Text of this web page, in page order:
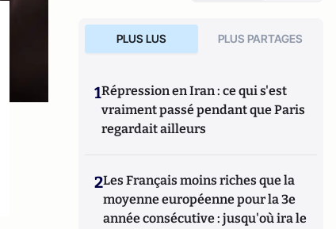
PLUS LUS PLUS PARTAGES
1Répression en Iran : ce qui s'est
vraiment passé pendant que Paris
regardait ailleurs
2Les Français moins riches que la
moyenne européenne pour la 3e
année consécutive : jusqu'où ira le